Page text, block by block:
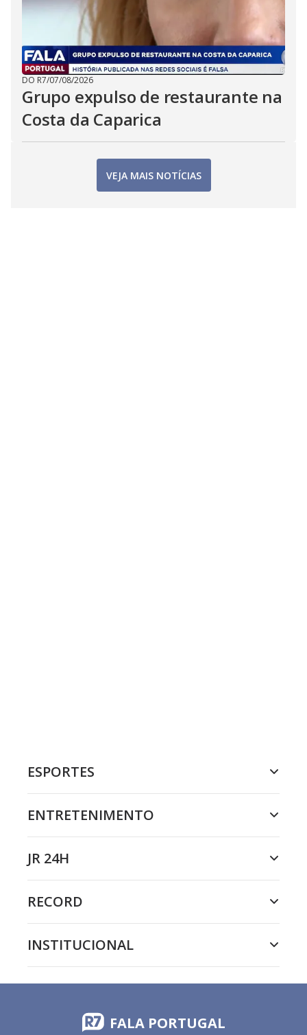
DO R7/07/08/2026
Grupo expulso de restaurante na
Costa da Caparica
VEJA MAIS NOTÍCIAS
ESPORTES
ENTRETENIMENTO
JR 24H
RECORD
INSTITUCIONAL
FALA PORTUGAL